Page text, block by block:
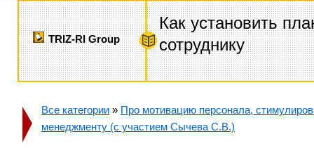
TRIZ-RI Group
Как установить
сотруднику
Все категории » Про мотивацию персонала,
менеджменту (с участием Сычева С.В.)